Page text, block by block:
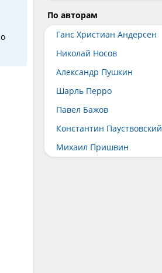
По авторам
Ганс Христиан Андерсен
Николай Носов
Александр Пушкин
Шарль Перро
Павел Бажов
Константин Пауствовский
Михаил Пришвин